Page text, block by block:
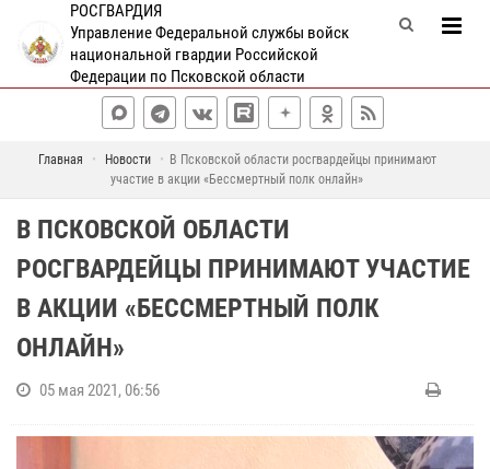
РОСГВАРДИЯ
Управление Федеральной службы войск
национальной гвардии Российской
Федерации по Псковской области
Главная Новости
В Псковской области росгвардейцы принимают
участие в акции «Бессмертный полк онлайн»
В ПСКОВСКОЙ ОБЛАСТИ
РОСГВАРДЕЙЦЫ ПРИНИМАЮТ УЧАСТИЕ
В АКЦИИ «БЕССМЕРТНЫЙ ПОЛК
ОНЛАЙН»
05 мая 2021, 06:56